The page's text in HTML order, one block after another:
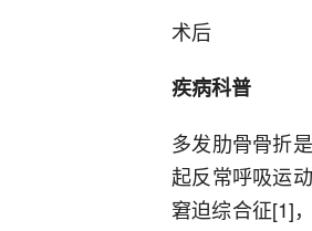
术后
疾病科普
多发肋骨骨折
起反常呼吸运
窘迫综合征[1]